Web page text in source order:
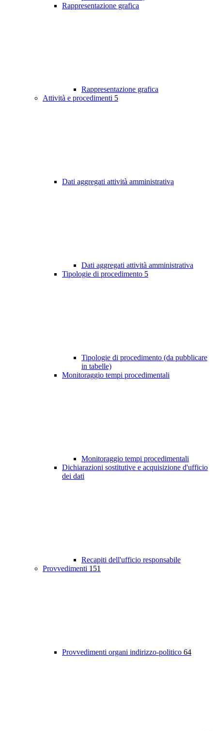
Rappresentazione grafica
Rappresentazione grafica
Attività e procedimenti 5
Dati aggregati attività amministrativa
Dati aggregati attività amministrativa
Tipologie di procedimento 5
Tipologie di procedimento (da pubblicare
in tabelle)
Monitoraggio tempi procedimentali
Monitoraggio tempi procedimentali
Dichiarazioni sostitutive e acquisizione d'ufficio
dei dati
Recapiti dell'ufficio responsabile
Provvedimenti 151
Provvedimenti organi indirizzo-politico 64